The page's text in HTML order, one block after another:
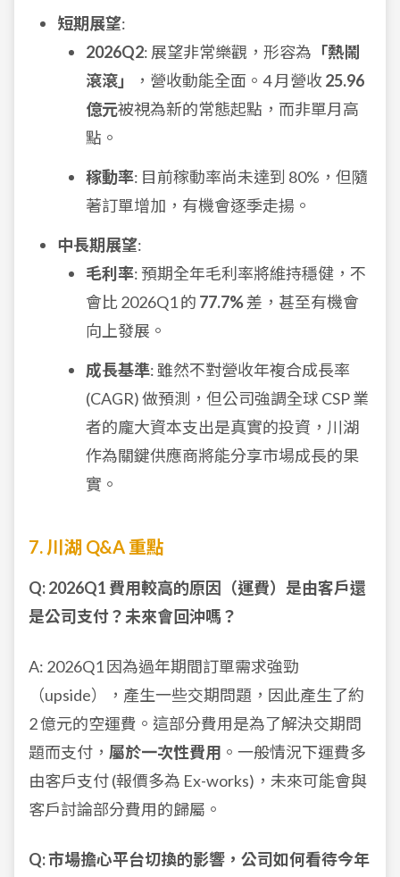
短期展望:
2026Q2: 展望非常樂觀，形容為 「熱鬧
滾滾」
，營收動能全面。4 月營收25.96
億元被視為新的常態起點，而非單月高
點。
稼動率: 目前稼動率尚未達到 80%，但隨
著訂單增加，有機會逐季走揚。
中長期展望:
毛利率: 預期全年毛利率將維持穩健，不
會比 2026Q1 的 77.7%差，甚至有機會
向上發展。
成長基準: 雖然不對營收年複合成長率
(CAGR) 做預測，但公司強調全球 CSP 業
者的龐大資本支出是真實的投資，川湖
作為關鍵供應商將能分享市場成長的果
實。
7. 川湖 Q&A 重點
Q: 2026Q1 費用較高的原因（運費）是由客戶還
是公司支付？未來會回沖嗎？
A: 2026Q1 因為過年期間訂單需求強勁
（upside），產生一些交期問題，因此產生了約
2 億元的空運費。這部分費用是為了解決交期問
題而支付， 屬於一次性費用 。一般情況下運費多
由客戶支付 (報價多為 Ex-works)，未來可能會與
客戶討論部分費用的歸屬。
Q: 市場擔心平台切換的影響，公司如何看待今年